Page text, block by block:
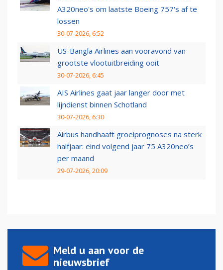
A320neo's om laatste Boeing 757's af te
lossen
30-07-2026, 6:52
US-Bangla Airlines aan vooravond van
grootste vlootuitbreiding ooit
30-07-2026, 6:45
AIS Airlines gaat jaar langer door met
lijndienst binnen Schotland
30-07-2026, 6:30
Airbus handhaaft groeiprognoses na sterk
halfjaar: eind volgend jaar 75 A320neo’s
per maand
29-07-2026, 20:09
Meld u aan voor de
nieuwsbrief